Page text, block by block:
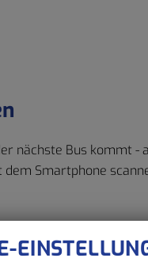
nächste Bus kommt -
Smartphone